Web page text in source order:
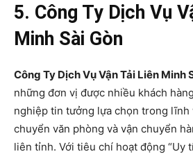
5. Công Ty Dịch Vụ
Minh Sài Gòn
Công Ty Dịch Vụ Vận Tải Liên Minh
những đơn vị được nhiều khách
nghiệp tin tưởng lựa chọn trong lĩnh
chuyển văn phòng và vận chuyển
liên tỉnh. Với tiêu chí hoạt động “Uy